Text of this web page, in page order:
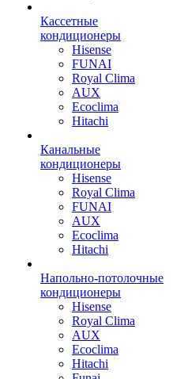
Кассетные
кондиционеры
Hisense
FUNAI
Royal Clima
AUX
Ecoclima
Hitachi
Канальные
кондиционеры
Hisense
Royal Clima
FUNAI
AUX
Ecoclima
Hitachi
Напольно-потолочные
кондиционеры
Hisense
Royal Clima
AUX
Ecoclima
Hitachi